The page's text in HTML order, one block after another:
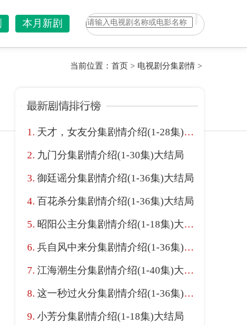
本月新剧
当前位置： 首页 > 电视剧分集剧情 >
天才，女友分集剧情介绍(1-28集)大结局
九门分集剧情介绍(1-30集)大结局
御廷谣分集剧情介绍(1-36集)大结局
百花杀分集剧情介绍(1-36集)大结局
昭阳公主分集剧情介绍(1-18集)大结局
兵自风中来分集剧情介绍(1-36集)大结局
江海潮生分集剧情介绍(1-40集)大结局
这一秒过火分集剧情介绍(1-36集)大结局
小芳分集剧情介绍(1-18集)大结局